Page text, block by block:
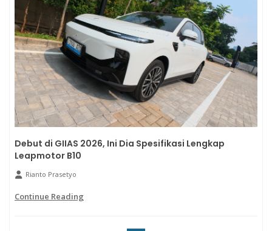
Debut di GIIAS 2026, Ini Dia Spesifikasi Lengkap
Leapmotor B10
Rianto Prasetyo
Continue Reading